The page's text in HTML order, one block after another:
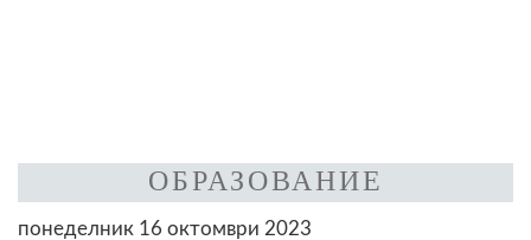
ОБРАЗОВАНИЕ
понеделник 16 октомври 2023